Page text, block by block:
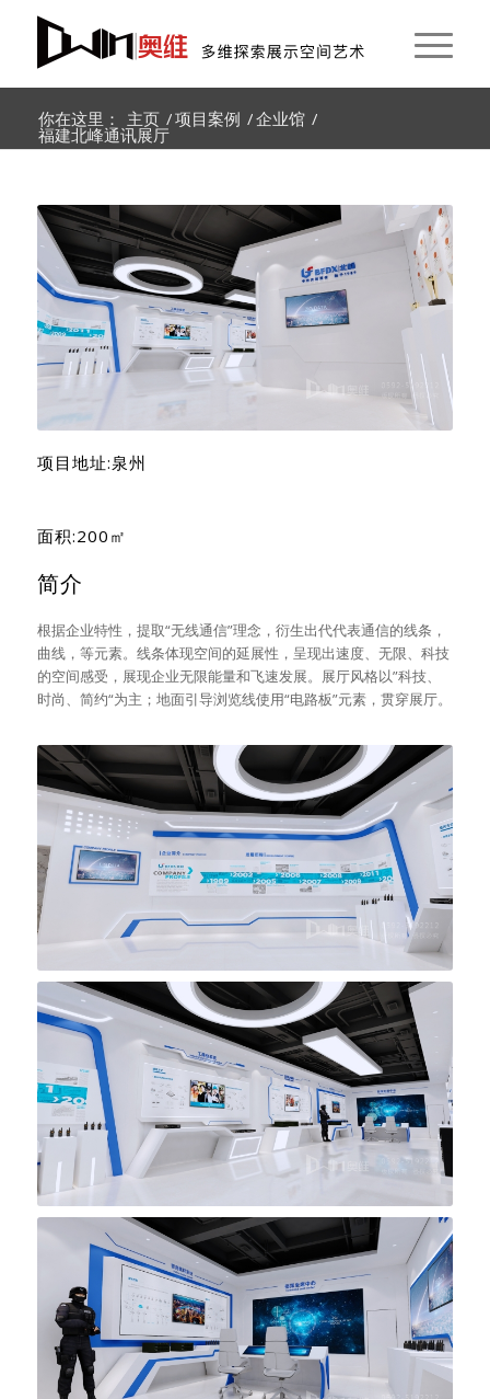
你在这里： 主页 /项目案例 /企业馆 /
福建北峰通讯展厅
项目地址:泉州
面积:200㎡
简介
根据企业特性，提取“无线通信”理念，衍生出代代表通信的线条，
曲线，等元素。线条体现空间的延展性，呈现出速度、无限、科技
的空间感受，展现企业无限能量和飞速发展。展厅风格以”科技、
时尚、简约“为主；地面引导浏览线使用“电路板”元素，贯穿展厅。